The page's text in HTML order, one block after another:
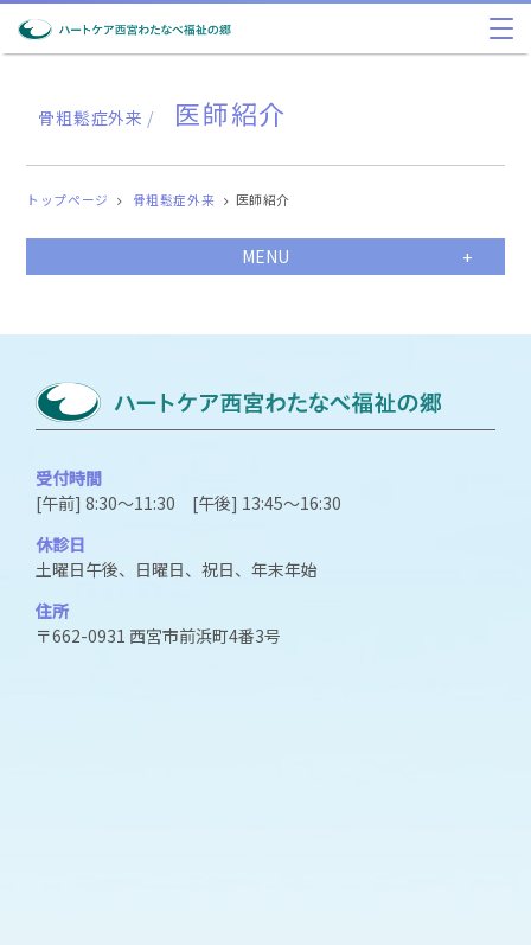
骨粗鬆症外来 / 医師紹介
トップページ 骨粗鬆症外来 医師紹介
MENU
受付時間
[午前] 8:30～11:30 [午後] 13:45～16:30
休診日
土曜日午後、日曜日、祝日、年末年始
住所
〒662-0931 西宮市前浜町4番3号